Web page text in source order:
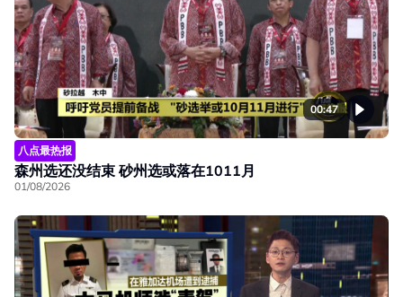
00:47
八点最热报
森州选还没结束 砂州选或落在1011月
01/08/2026